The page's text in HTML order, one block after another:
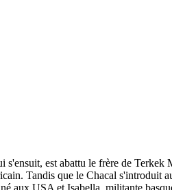
est abattu le frère de Terkek
Tandis que le Chacal s'introduit
aux USA et Isabella, militante